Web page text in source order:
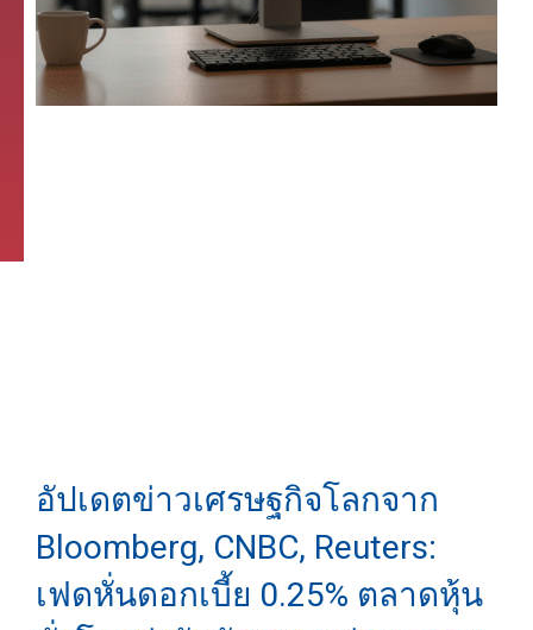
อัปเดตข่าวเศรษฐกิจโลกจาก
Bloomberg, CNBC, Reuters:
เฟดหั่นดอกเบี้ย 0.25% ตลาดหุ้น